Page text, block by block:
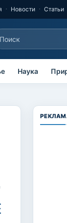
Новости Статьи
Наука